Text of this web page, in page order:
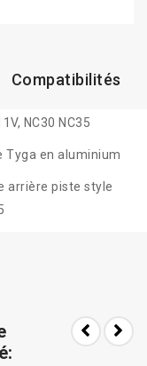
Compatibilités
NC30 NC35
Tyga en aluminium
arrière piste style